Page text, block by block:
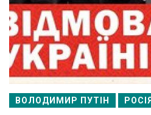
ВОЛОДИМИР ПУТІН РОСІЯ